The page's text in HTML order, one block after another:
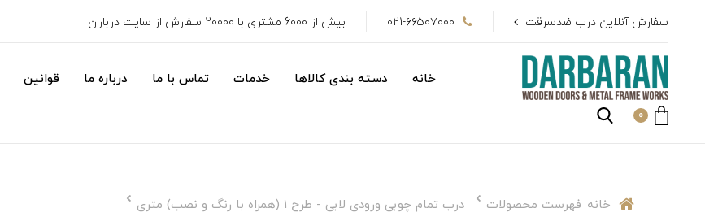
سفارش آنلاین درب ضدسرقت 021-۶۶۵۰۷۰۰۰ بیش از 6000 مشتری با 20000 سفارش از سایت درباران
خانه دسته بندی کالاها خدمات تماس با ما درباره ما قوانین
0
خانه فهرست محصولات درب تمام چوبی ورودی لابی - طرح 1 (همراه با رنگ و نصب) متری